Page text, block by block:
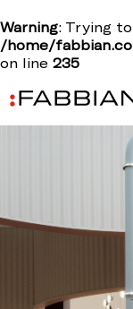
Warning: Trying
/home/
on line 235